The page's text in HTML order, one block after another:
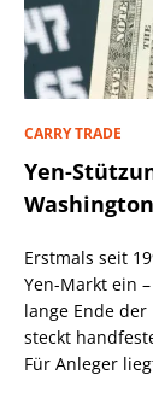
CARRY TRADE
Yen-
Erstmals seit
Yen-Markt ein
lange Ende
steckt
Für Anleger